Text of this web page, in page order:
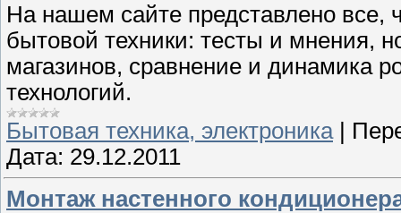
На нашем сайте представлено
бытовой техники: тесты и мнения,
магазинов, сравнение и динамика
технологий.
Бытовая техника, электроника |
Дата: 29.12.2011
Монтаж настенного